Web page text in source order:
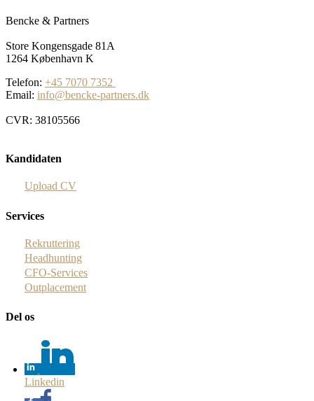
Bencke & Partners
Store Kongensgade 81A
1264 København K
Telefon: +45 7070 7352
Email: info@bencke-partners.dk
CVR: 38105566
Kandidaten
Upload CV
Services
Rekruttering
Headhunting
CFO-Services
Outplacement
Del os
Linkedin